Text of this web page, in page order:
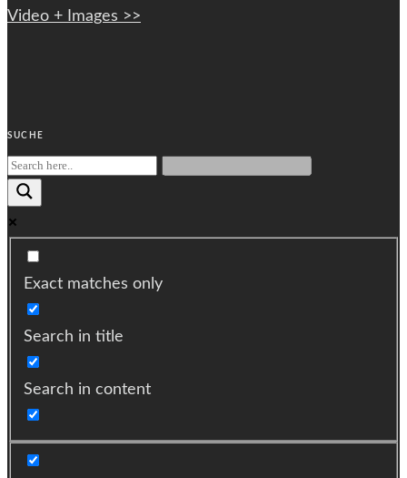
Video + Images >>
SUCHE
Exact matches only
Search in title
Search in content